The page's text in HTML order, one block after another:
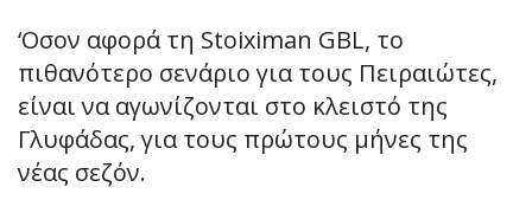
‘Οσον αφορά τη Stoiximan GBL, το
πιθανότερο σενάριο για τους Πειραιώτες,
είναι να αγωνίζονται στο κλειστό της
Γλυφάδας, για τους πρώτους μήνες της
νέας σεζόν.